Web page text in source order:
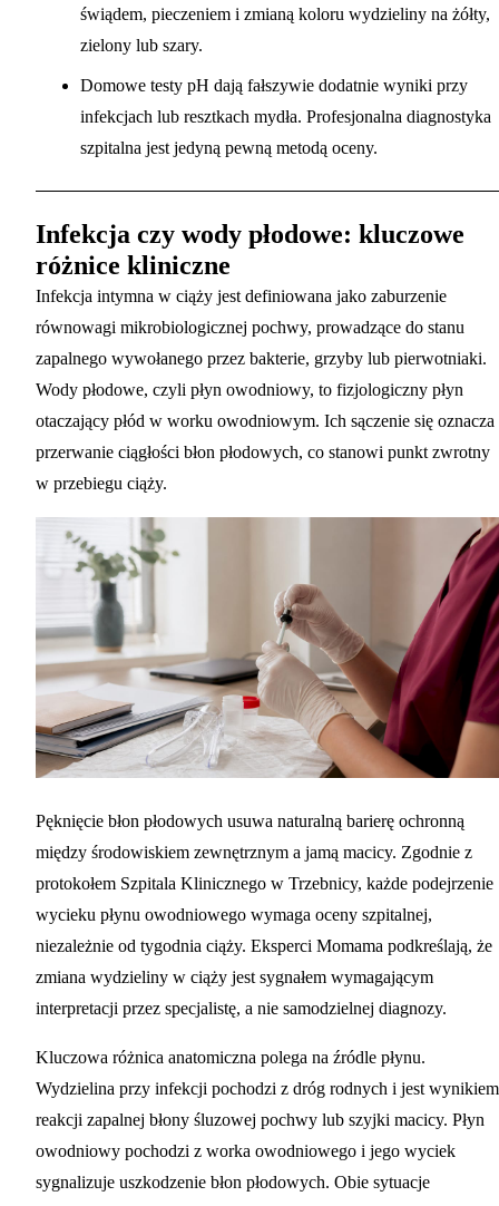
świądem, pieczeniem i zmianą koloru wydzieliny na żółty,
zielony lub szary.
Domowe testy pH dają fałszywie dodatnie wyniki przy
infekcjach lub resztkach mydła. Profesjonalna diagnostyka
szpitalna jest jedyną pewną metodą oceny.
Infekcja czy wody płodowe: kluczowe
różnice kliniczne
Infekcja intymna w ciąży jest definiowana jako zaburzenie
równowagi mikrobiologicznej pochwy, prowadzące do stanu
zapalnego wywołanego przez bakterie, grzyby lub pierwotniaki.
Wody płodowe, czyli płyn owodniowy, to fizjologiczny płyn
otaczający płód w worku owodniowym. Ich sączenie się oznacza
przerwanie ciągłości błon płodowych, co stanowi punkt zwrotny
w przebiegu ciąży.
Pęknięcie błon płodowych usuwa naturalną barierę ochronną
między środowiskiem zewnętrznym a jamą macicy. Zgodnie z
protokołem Szpitala Klinicznego w Trzebnicy, każde podejrzenie
wycieku płynu owodniowego wymaga oceny szpitalnej,
niezależnie od tygodnia ciąży. Eksperci Momama podkreślają, że
zmiana wydzieliny w ciąży jest sygnałem wymagającym
interpretacji przez specjalistę, a nie samodzielnej diagnozy.
Kluczowa różnica anatomiczna polega na źródle płynu.
Wydzielina przy infekcji pochodzi z dróg rodnych i jest wynikiem
reakcji zapalnej błony śluzowej pochwy lub szyjki macicy. Płyn
owodniowy pochodzi z worka owodniowego i jego wyciek
sygnalizuje uszkodzenie błon płodowych. Obie sytuacje